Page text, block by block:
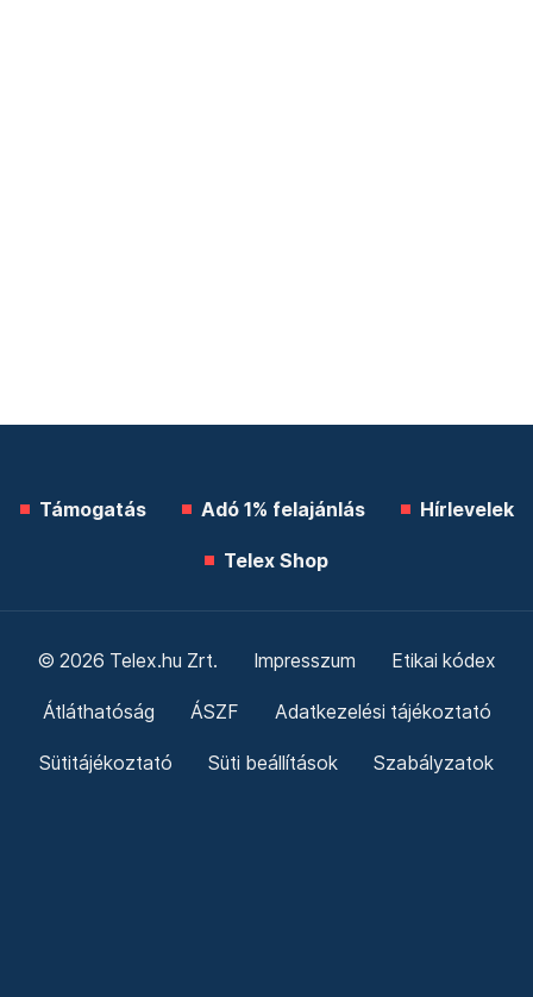
Támogatás Adó 1% felajánlás Hírlevelek
Telex Shop
© 2026 Telex.hu Zrt. Impresszum Etikai kódex
Átláthatóság ÁSZF Adatkezelési tájékoztató
Sütitájékoztató Süti beállítások Szabályzatok